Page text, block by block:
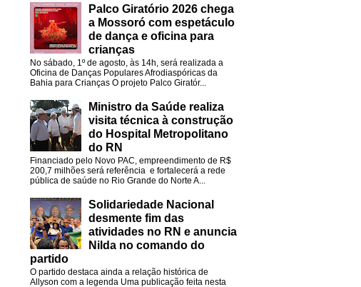
Palco Giratório 2026 chega
a Mossoró com espetáculo
de dança e oficina para
crianças
No sábado, 1º de agosto, às 14h, será realizada a
Oficina de Danças Populares Afrodiaspóricas da
Bahia para Crianças O projeto Palco Giratór...
Ministro da Saúde realiza
visita técnica à construção
do Hospital Metropolitano
do RN
Financiado pelo Novo PAC, empreendimento de R$
200,7 milhões será referência e fortalecerá a rede
pública de saúde no Rio Grande do Norte A...
Solidariedade Nacional
desmente fim das
atividades no RN e anuncia
Nilda no comando do
partido
O partido destaca ainda a relação histórica de
Allyson com a legenda Uma publicação feita nesta